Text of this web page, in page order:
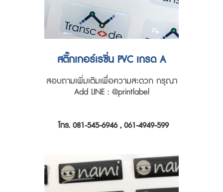
สติ๊กเกอร์เรซิ่น PVC เกรด A
สอบถามเพิ่มเติมเพื่อความสะดวก กรุณา
Add LINE : @printlabel
โทร. 081-545-6946 , 061-4949-599